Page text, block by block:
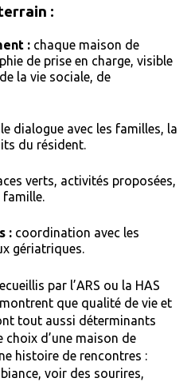
:
: chaque maison de
de prise en charge, visible
la vie sociale, de
le dialogue avec les familles, la
du résident.
verts, activités proposées,
famille.
: coordination avec les
gériatriques.
par l’ARS ou la HAS
que qualité de vie et
tout aussi déterminants
choix d’une maison de
histoire de rencontres :
voir des sourires,